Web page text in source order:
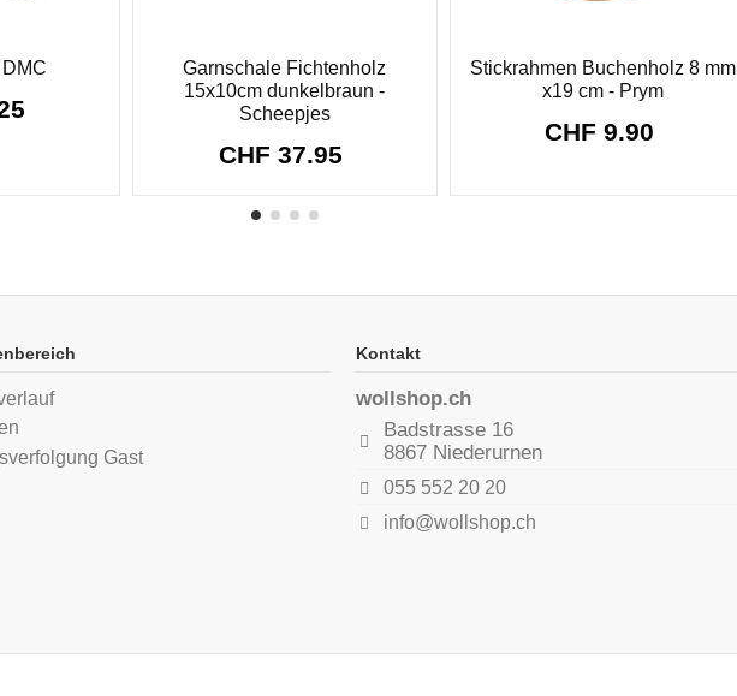
Garnschale Fichtenholz
15x10cm dunkelbraun -
Scheepjes
CHF 37.95
Stickrahmen Buchenholz 8 mm
x19 cm - Prym
CHF 9.90
Gast
Kontakt
wollshop.ch
Badstrasse 16
8867 Niederurnen
055 552 20 20
info@wollshop.ch